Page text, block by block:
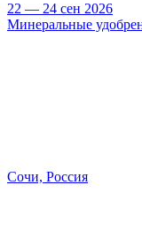
22 — 24 сен 2026
Минеральные
Сочи, Россия